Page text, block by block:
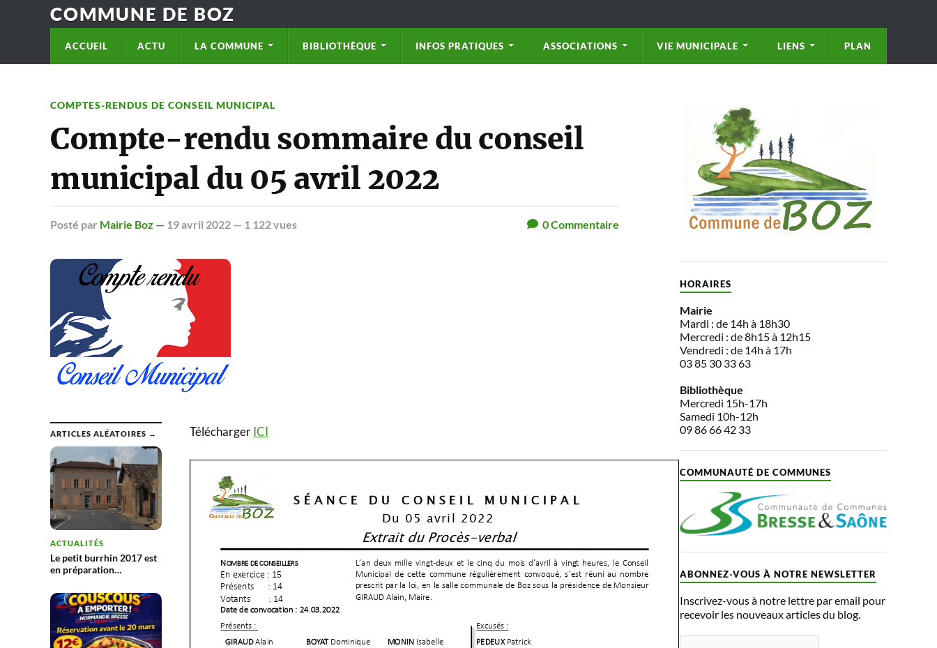
COMMUNE DE BOZ
ACCUEIL ACTU LA COMMUNE BIBLIOTHÈQUE INFOS PRATIQUES ASSOCIATIONS VIE MUNICIPALE LIENS PLAN
COMPTES-RENDUS DE CONSEIL MUNICIPAL
Compte-rendu sommaire du conseil
municipal du 05 avril 2022
Posté par Mairie Boz — 19 avril 2022 — 1 122 vues 0Commentaire
ARTICLES ALÉATOIRES →
ACTUALITÉS
Le petit burrhin 2017 est
en préparation…
TéléchargerICI
HORAIRES
Mairie
Mardi : de 14h à 18h30
Mercredi : de 8h15 à 12h15
Vendredi : de 14h à 17h
03 85 30 33 63
Bibliothèque
Mercredi 15h-17h
Samedi 10h-12h
09 86 66 42 33
COMMUNAUTÉ DE COMMUNES
ABONNEZ-VOUS À NOTRE NEWSLETTER
Inscrivez-vous à notre lettre par email pour
recevoir les nouveaux articles du blog.